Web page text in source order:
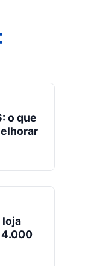
o que
loja
4.000